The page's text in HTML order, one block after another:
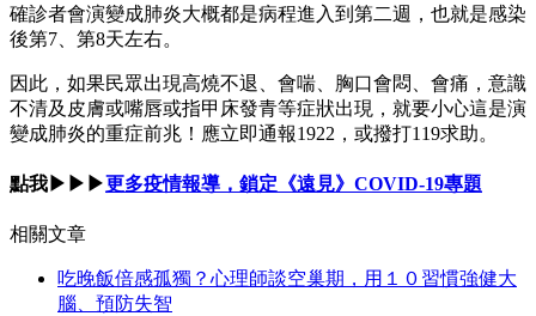
確診者會演變成肺炎大概都是病程進入到第二週，也就是感染
後第7、第8天左右。
因此，如果民眾出現高燒不退、會喘、胸口會悶、會痛，意識
不清及皮膚或嘴唇或指甲床發青等症狀出現，就要小心這是演
變成肺炎的重症前兆！應立即通報1922，或撥打119求助。
點我▶▶▶更多疫情報導，鎖定《遠見》COVID-19專題
相關文章
吃晚飯倍感孤獨？心理師談空巢期，用１０習慣強健大
腦、預防失智